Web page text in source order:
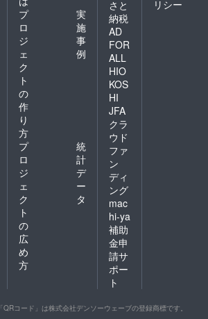
プ
ロ
ジ
ェ
ク
ト
の
作
り
方
実
施
事
例
プ
ロ
ジ
ェ
ク
ト
の
広
め
方
統
計
デ
ー
タ
さと
納税
AD
FOR
ALL
HIO
KOS
HI
JFA
クラ
ウド
ファ
ン
ディ
ング
mac
hi-ya
補助
金申
請サ
ポー
ト
リシー
「QRコード」は株式会社デンソーウェーブの登録商標です。